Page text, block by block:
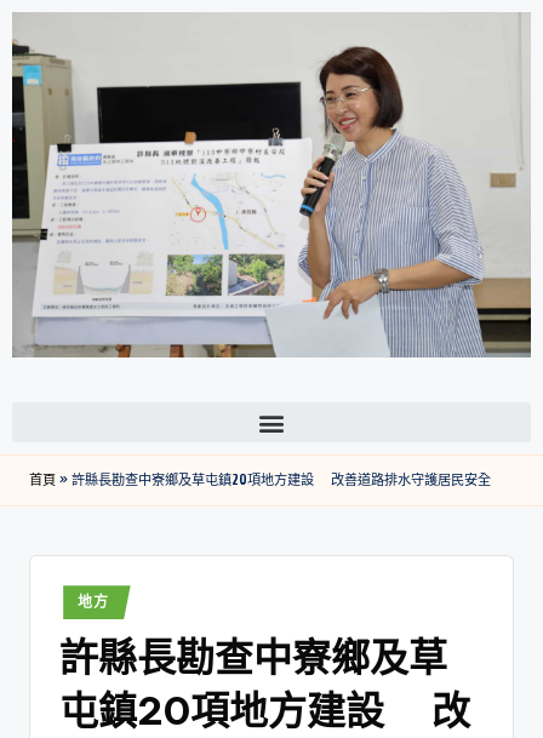
首頁»許縣長勘查中寮鄉及草屯鎮20項地方建設 改善道路排水守護居民安全
地方
許縣長勘查中寮鄉及草
屯鎮20項地方建設 改